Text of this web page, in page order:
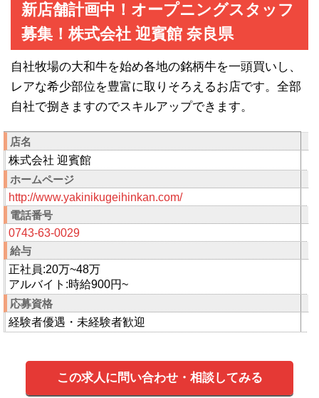
新店舗計画中！オープニングスタッフ
募集！株式会社 迎賓館 奈良県
自社牧場の大和牛を始め各地の銘柄牛を一頭買いし、
レアな希少部位を豊富に取りそろえるお店です。全部
自社で捌きますのでスキルアップできます。
店名
株式会社 迎賓館
ホームページ
http://www.yakinikugeihinkan.com/
電話番号
0743-63-0029
給与
正社員:20万~48万
アルバイト:時給900円~
応募資格
経験者優遇・未経験者歓迎
この求人に問い合わせ・相談してみる